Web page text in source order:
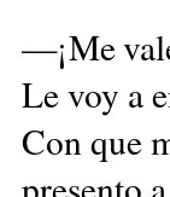
—¡Me
Le voy a
Con que